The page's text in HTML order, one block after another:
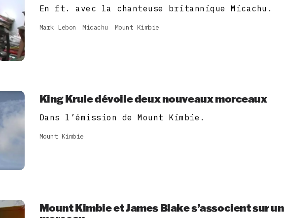
En ft. avec la chanteuse britannique Micachu.
Mark Lebon Micachu Mount Kimbie
King Krule dévoile deux nouveaux morceaux
Dans l’émission de Mount Kimbie.
Mount Kimbie
Mount Kimbie et James Blake s’associent sur